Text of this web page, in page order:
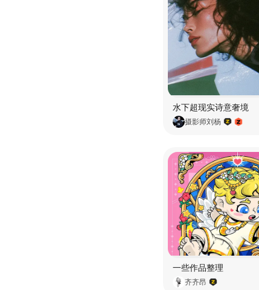
水下超现实诗意奢境
摄影师刘杨
一些作品整理
齐齐昂